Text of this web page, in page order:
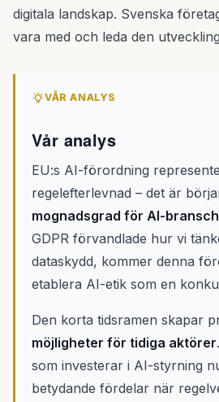
digitala landskap. Svenska
vara med och leda den
VÅR ANALYS
Vår analys
EU:s AI-förordning
regelefterlevnad – det är
mognadsgrad för AI-
GDPR förvandlade hur vi
dataskydd, kommer denna
etablera AI-etik som en
Den korta tidsramen skapar
möjligheter för tidiga aktörer
som investerar i AI-styrning
betydande fördelar när